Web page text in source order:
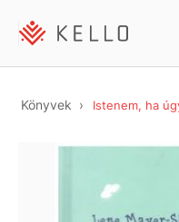
Könyvek Istenem, ha